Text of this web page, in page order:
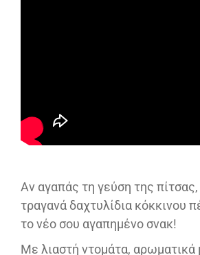
Αν αγαπάς τη γεύση της
τραγανά δαχτυλίδια κόκκινου
το νέο σου αγαπημένο σνακ!
Με λιαστή ντομάτα, αρωματικά